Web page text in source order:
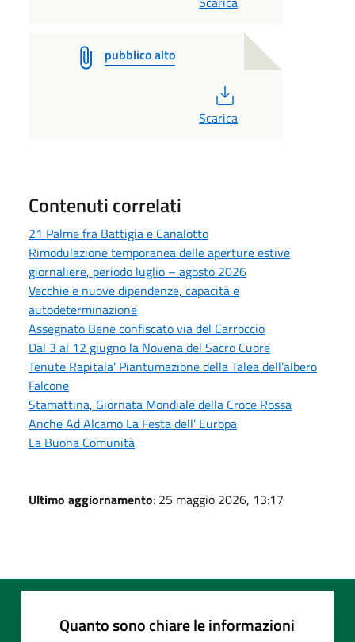
pubblico alto
Scarica
Contenuti correlati
21 Palme fra Battigia e Canalotto
Rimodulazione temporanea delle aperture estive
giornaliere, periodo luglio – agosto 2026
Vecchie e nuove dipendenze, capacità e
autodeterminazione
Assegnato Bene confiscato via del Carroccio
Dal 3 al 12 giugno la Novena del Sacro Cuore
Tenute Rapitala’ Piantumazione della Talea dell’albero
Falcone
Stamattina, Giornata Mondiale della Croce Rossa
Anche Ad Alcamo La Festa dell’ Europa
La Buona Comunità
Ultimo aggiornamento: 25 maggio 2026, 13:17
Quanto sono chiare le informazioni